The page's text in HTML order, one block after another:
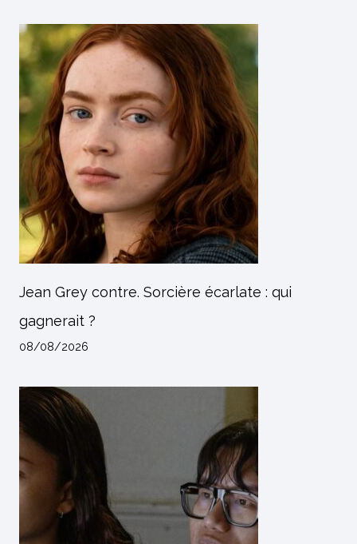
Jean Grey contre. Sorcière écarlate : qui
gagnerait ?
08/08/2026